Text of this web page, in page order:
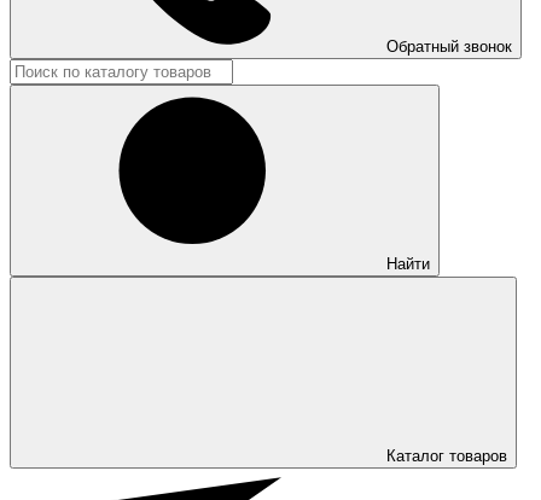
Обратный звонок
Найти
Каталог товаров